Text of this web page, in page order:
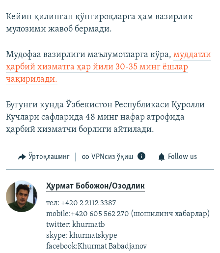
Кейин қилинган қўнғироқларга ҳам вазирлик
мулозими жавоб бермади.
Мудофаа вазирлиги маълумотларга кўра, муддатли
ҳарбий хизматга ҳар йили 30-35 минг ёшлар
чақирилади.
Бугунги кунда Ўзбекистон Республикаси Қуролли
Кучлари сафларида 48 минг нафар атрофида
ҳарбий хизматчи борлиги айтилади.
Ўртоқлашинг VPNсиз ўқиш Follow us
Ҳурмат Бобожон/Озодлик
тел: +420 2 2112 3387
mobile:+420 605 562 270 (шошилинч хабарлар)
twitter: khurmatb
skype: khurmatskype
facebook:Khurmat Babadjanov